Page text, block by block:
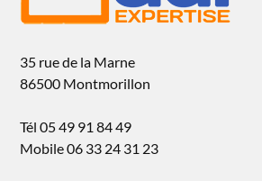
35 rue de la Marne
86500 Montmorillon
Tél 05 49 91 84 49
Mobile 06 33 24 31 23